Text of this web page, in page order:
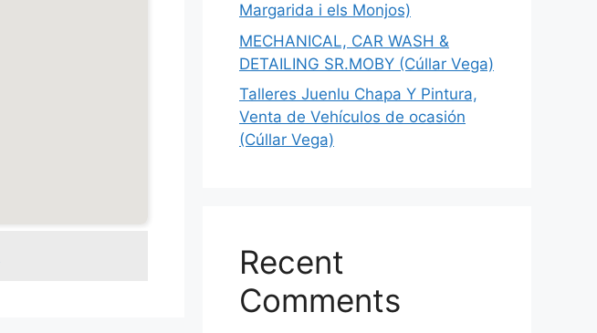
Margarida i els Monjos)
MECHANICAL, CAR WASH &
DETAILING SR.MOBY (Cúllar Vega)
Talleres Juenlu Chapa Y Pintura,
Venta de Vehículos de ocasión
(Cúllar Vega)
Recent
Comments